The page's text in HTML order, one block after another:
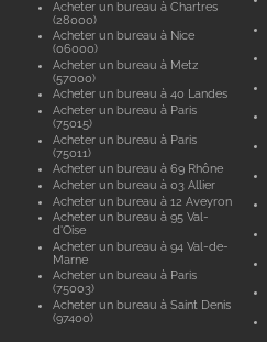
Acheter un bureau à Chartres
(28000)
Acheter un bureau à Nice
(06000)
Acheter un bureau à Metz
(57000)
Acheter un bureau à 40 Landes
Acheter un bureau à Paris
(75015)
Acheter un bureau à Paris
(75011)
Acheter un bureau à 69 Rhône
Acheter un bureau à 03 Allier
Acheter un bureau à 12 Aveyron
Acheter un bureau à 95 Val-
d'Oise
Acheter un bureau à 94 Val-de-
Marne
Acheter un bureau à Paris
(75003)
Acheter un bureau à Saint Denis
(97400)